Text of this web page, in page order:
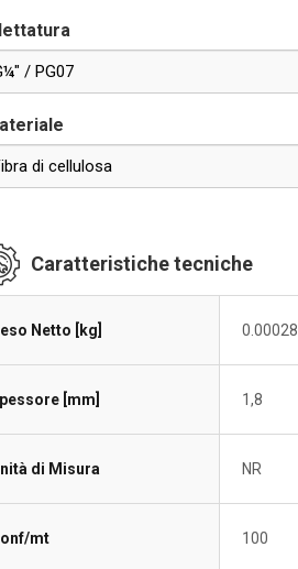
/ PG07
di cellulosa
Caratteristiche tecniche
Netto [kg] 0.00028
[mm] 1,8
di Misura NR
mt 100